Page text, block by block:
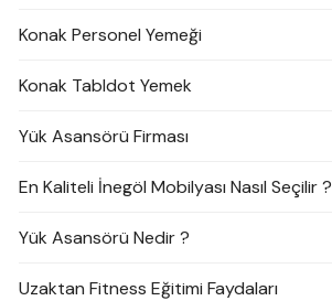
Konak Personel Yemeği
Konak Tabldot Yemek
Yük Asansörü Firması
En Kaliteli İnegöl Mobilyası Nasıl Seçilir ?
Yük Asansörü Nedir ?
Uzaktan Fitness Eğitimi Faydaları